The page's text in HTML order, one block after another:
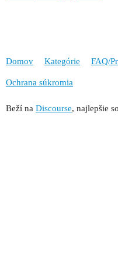
Domov Kategórie FAQ/
Ochrana súkromia
Beží na Discourse, najlepšie